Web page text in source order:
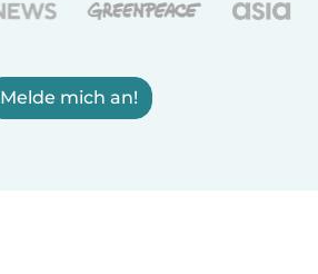
Melde mich an!